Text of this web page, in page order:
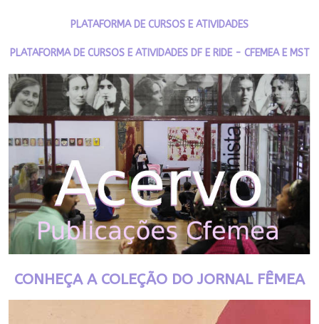
PLATAFORMA DE CURSOS E ATIVIDADES
PLATAFORMA DE CURSOS E ATIVIDADES DF E RIDE - CFEMEA E MST
CONHEÇA A COLEÇÃO DO JORNAL FÊMEA